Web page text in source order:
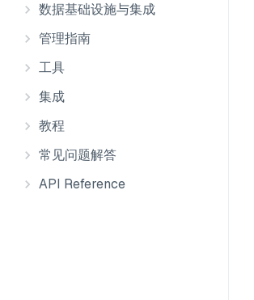
数据基础设施与集成
管理指南
工具
集成
教程
常见问题解答
API Reference